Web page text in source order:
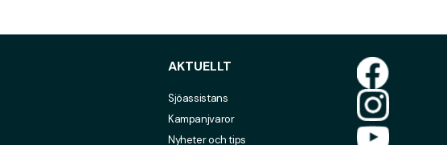
AKTUELLT
Sjöassistans
Kampanjvaror
Nyheter och tips